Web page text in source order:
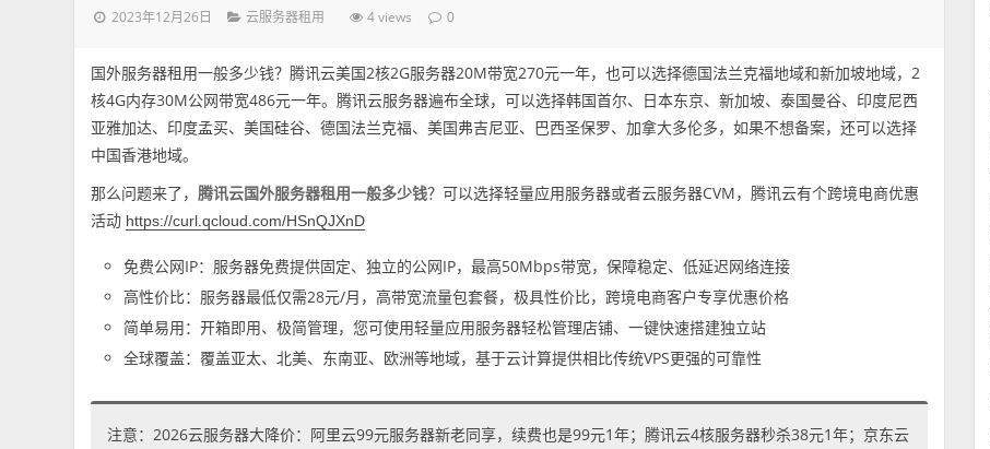
2023年12月26日 云服务器租用 4 views 0
国外服务器租用一般多少钱？腾讯云美国2核2G服务器20M带宽270元一年，也可以选择德国法兰克福地域和新加坡地域，2
核4G内存30M公网带宽486元一年。腾讯云服务器遍布全球，可以选择韩国首尔、日本东京、新加坡、泰国曼谷、印度尼西
亚雅加达、印度孟买、美国硅谷、德国法兰克福、美国弗吉尼亚、巴西圣保罗、加拿大多伦多，如果不想备案，还可以选择
中国香港地域。
那么问题来了，腾讯云国外服务器租用一般多少钱？可以选择轻量应用服务器或者云服务器CVM，腾讯云有个跨境电商优惠
活动 https://curl.qcloud.com/HSnQJXnD
免费公网IP：服务器免费提供固定、独立的公网IP，最高50Mbps带宽，保障稳定、低延迟网络连接
高性价比：服务器最低仅需28元/月，高带宽流量包套餐，极具性价比，跨境电商客户专享优惠价格
简单易用：开箱即用、极简管理，您可使用轻量应用服务器轻松管理店铺、一键快速搭建独立站
全球覆盖：覆盖亚太、北美、东南亚、欧洲等地域，基于云计算提供相比传统VPS更强的可靠性
注意：2026云服务器大降价：阿里云99元服务器新老同享，续费也是99元1年；腾讯云4核服务器秒杀38元1年；京东云